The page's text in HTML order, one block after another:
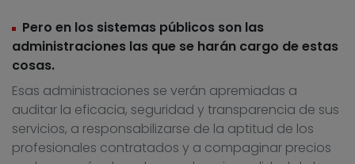
Pero en los sistemas públicos son las
administraciones las que se harán cargo de estas
cosas.
Esas administraciones se verán apremiadas a
auditar la eficacia, seguridad y transparencia de sus
servicios, a responsabilizarse de la aptitud de los
profesionales contratados y a compaginar precios